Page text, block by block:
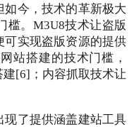
今，技术的革新极大
槛。M3U8技术让盗版
可实现盗版资源的提供
站搭建的技术门槛，
建[6]；内容抓取技术让
了提供涵盖建站工具